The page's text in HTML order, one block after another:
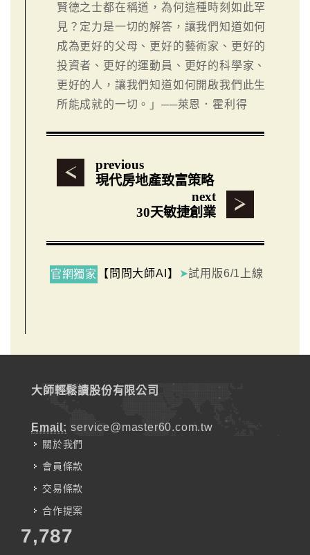
賢德之士都在稱道，為何這種時刻如此罕
見？定力是一切的解答，讓我們知道如何
成為更好的父母、更好的藝術家、更好的
投資者、更好的運動員、更好的科學家、
更好的人，讓我們知道如何開啟我們此生
所能成就的一切。」──萊恩．霍利得
previous
現代房地產致富策略
next
30天敏捷創業
官網獨家 【問問大師AI】 ➤試用版6/1上線
大師輕鬆讀股份有限公司
Email: service@master60.com.tw
關於我們
會員條款
交易條款
合作提案
7,787